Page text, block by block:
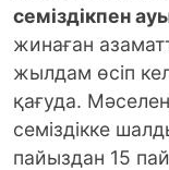
семіздікпен
жинаған
жылдам өсіп
қағуда.
семіздікке
пайыздан 15